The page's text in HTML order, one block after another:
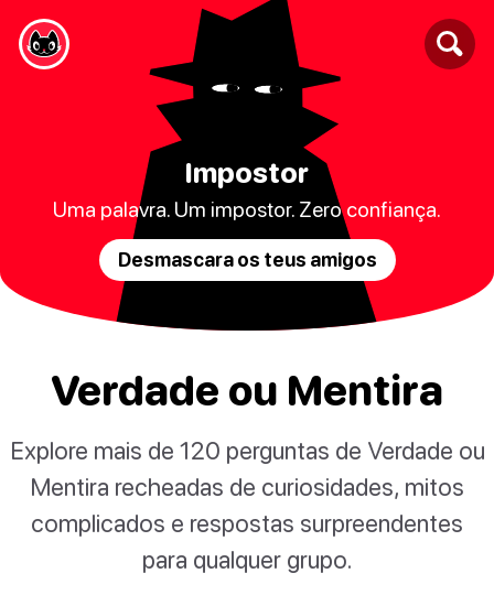
Impostor
Uma palavra. Um impostor. Zero confiança.
Desmascara os teus amigos
Verdade ou Mentira
Explore mais de 120 perguntas de Verdade ou
Mentira recheadas de curiosidades, mitos
complicados e respostas surpreendentes
para qualquer grupo.